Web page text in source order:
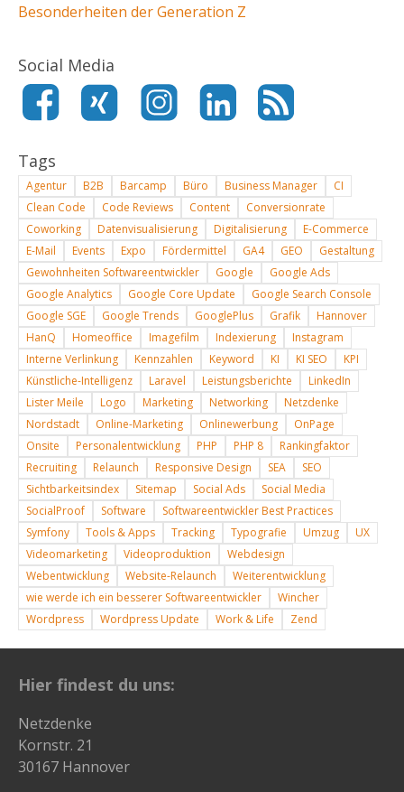
Besonderheiten der Generation Z
Social Media
Tags
Agentur B2B Barcamp Büro Business Manager
CI
Clean Code
Code Reviews Content
Conversionrate
Coworking
Datenvisualisierung Digitalisierung
E-Commerce
E-Mail
Events Expo Fördermittel GA4 GEO
Gestaltung
Gewohnheiten Softwareentwickler
Google
Google Ads
Google Analytics
Google Core Update
Google Search Console
Google SGE
Google Trends GooglePlus Grafik
Hannover
HanQ
Homeoffice Imagefilm Indexierung
Instagram
Interne Verlinkung
Kennzahlen Keyword KI KI SEO
KPI
Künstliche-Intelligenz
Laravel Leistungsberichte
LinkedIn
Lister Meile
Logo Marketing Networking
Netzdenke
Nordstadt
Online-Marketing Onlinewerbung
OnPage
Onsite
Personalentwicklung PHP PHP 8
Rankingfaktor
Recruiting
Relaunch Responsive Design SEA
SEO
Sichtbarkeitsindex
Sitemap Social Ads
Social Media
SocialProof
Software
Softwareentwickler Best Practices
Symfony
Tools & Apps Tracking Typografie Umzug
UX
Videomarketing
Videoproduktion
Webdesign
Webentwicklung
Website-Relaunch
Weiterentwicklung
wie werde ich ein besserer Softwareentwickler
Wincher
Wordpress
Wordpress Update Work & Life Zend
Hier findest du uns:
Netzdenke
Kornstr. 21
30167 Hannover